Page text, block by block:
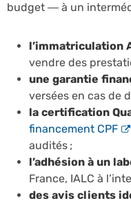
budget — à un
l’immatriculation
vendre des
une garantie
versées en cas de
la certification
financement CPF
audités ;
l’adhésion à un
France, IALC à
des avis clients